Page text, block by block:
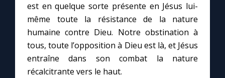
est en quelque sorte présente en Jésus lui-
même toute la résistance de la nature
humaine contre Dieu. Notre obstination à
tous, toute l’opposition à Dieu est là, et Jésus
entraîne dans son combat la nature
récalcitrante vers le haut.